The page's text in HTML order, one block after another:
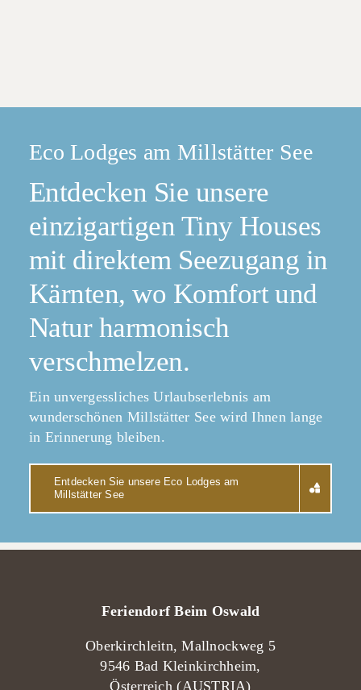
Eco Lodges am Millstätter See
Entdecken Sie unsere
einzigartigen Tiny Houses
mit direktem Seezugang in
Kärnten, wo Komfort und
Natur harmonisch
verschmelzen.
Ein unvergessliches Urlaubserlebnis am
wunderschönen Millstätter See wird Ihnen lange
in Erinnerung bleiben.
Entdecken Sie unsere Eco Lodges am
Millstätter See
Feriendorf Beim Oswald
Oberkirchleitn, Mallnockweg 5
9546 Bad Kleinkirchheim,
Österreich (AUSTRIA)